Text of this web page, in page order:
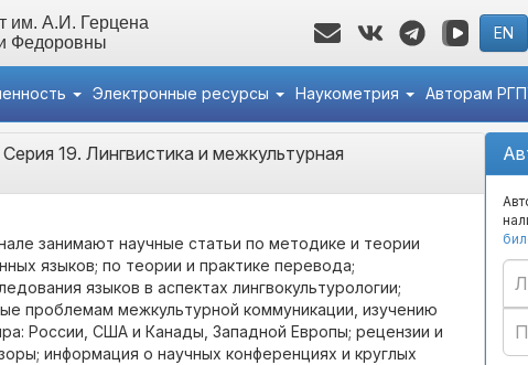
им. А.И. Герцена
Федоровны
EN
Электронные ресурсы Наукометрия Авторам
19. Лингвистика и межкультурная
занимают научные статьи по методике и теории
языков; по теории и практике перевода;
языков в аспектах лингвокультурологии;
проблемам межкультурной коммуникации, изучению
России, США и Канады, Западной Европы; рецензии и
информация о научных конференциях и круглых